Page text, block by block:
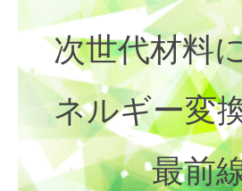
次世代材料
ネルギー変
最前